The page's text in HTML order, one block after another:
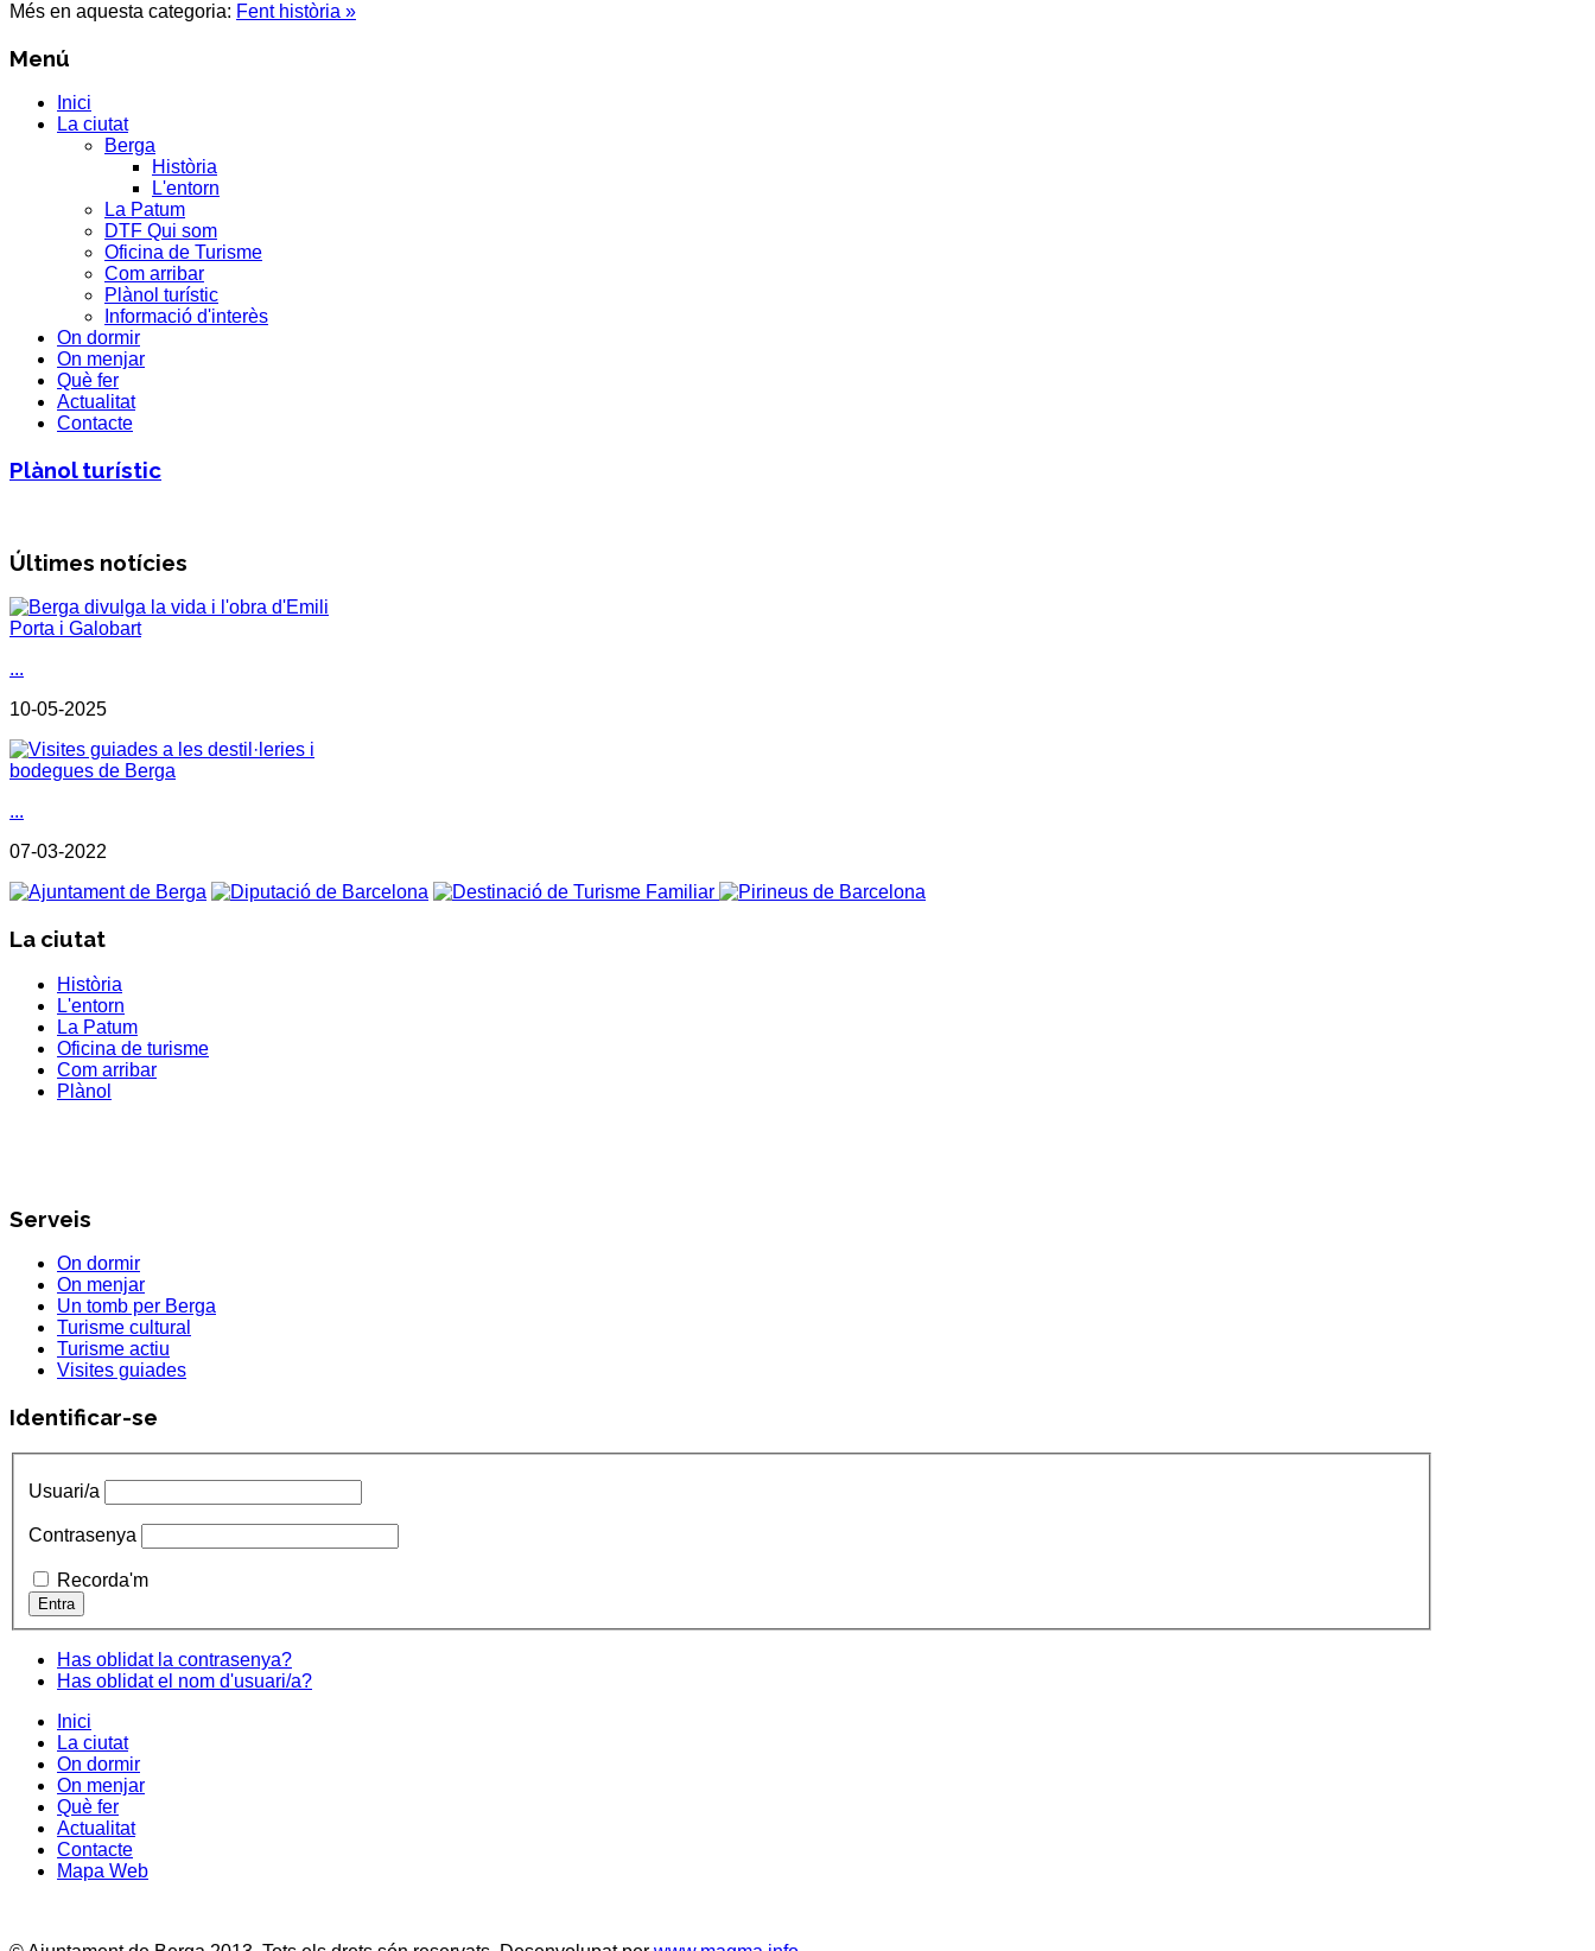
Més en aquesta categoria: Fent història »
Menú
Inici
La ciutat
Berga
Història
L'entorn
La Patum
DTF Qui som
Oficina de Turisme
Com arribar
Plànol turístic
Informació d'interès
On dormir
On menjar
Què fer
Actualitat
Contacte
Plànol turístic
Últimes notícies
...
10-05-2025
...
07-03-2022
La ciutat
Història
L'entorn
La Patum
Oficina de turisme
Com arribar
Plànol
Serveis
On dormir
On menjar
Un tomb per Berga
Turisme cultural
Turisme actiu
Visites guiades
Identificar-se
Usuari/a
Contrasenya
Recorda'm
Has oblidat la contrasenya?
Has oblidat el nom d'usuari/a?
Inici
La ciutat
On dormir
On menjar
Què fer
Actualitat
Contacte
Mapa Web